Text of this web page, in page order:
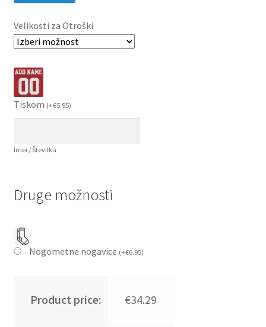
Velikosti za Otroški
Tiskom (+€5.95)
Imei / Številka
Druge možnosti
Nogometne nogavice (+€6.95)
Product price: €34.29